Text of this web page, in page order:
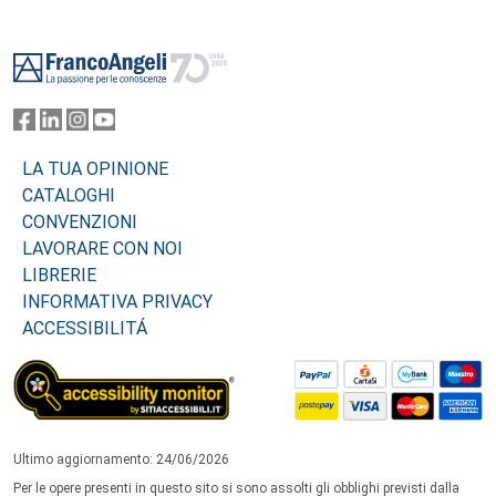
LA TUA OPINIONE
CATALOGHI
CONVENZIONI
LAVORARE CON NOI
LIBRERIE
INFORMATIVA PRIVACY
ACCESSIBILITÁ
Ultimo aggiornamento: 24/06/2026
Per le opere presenti in questo sito si sono assolti gli obblighi previsti dalla